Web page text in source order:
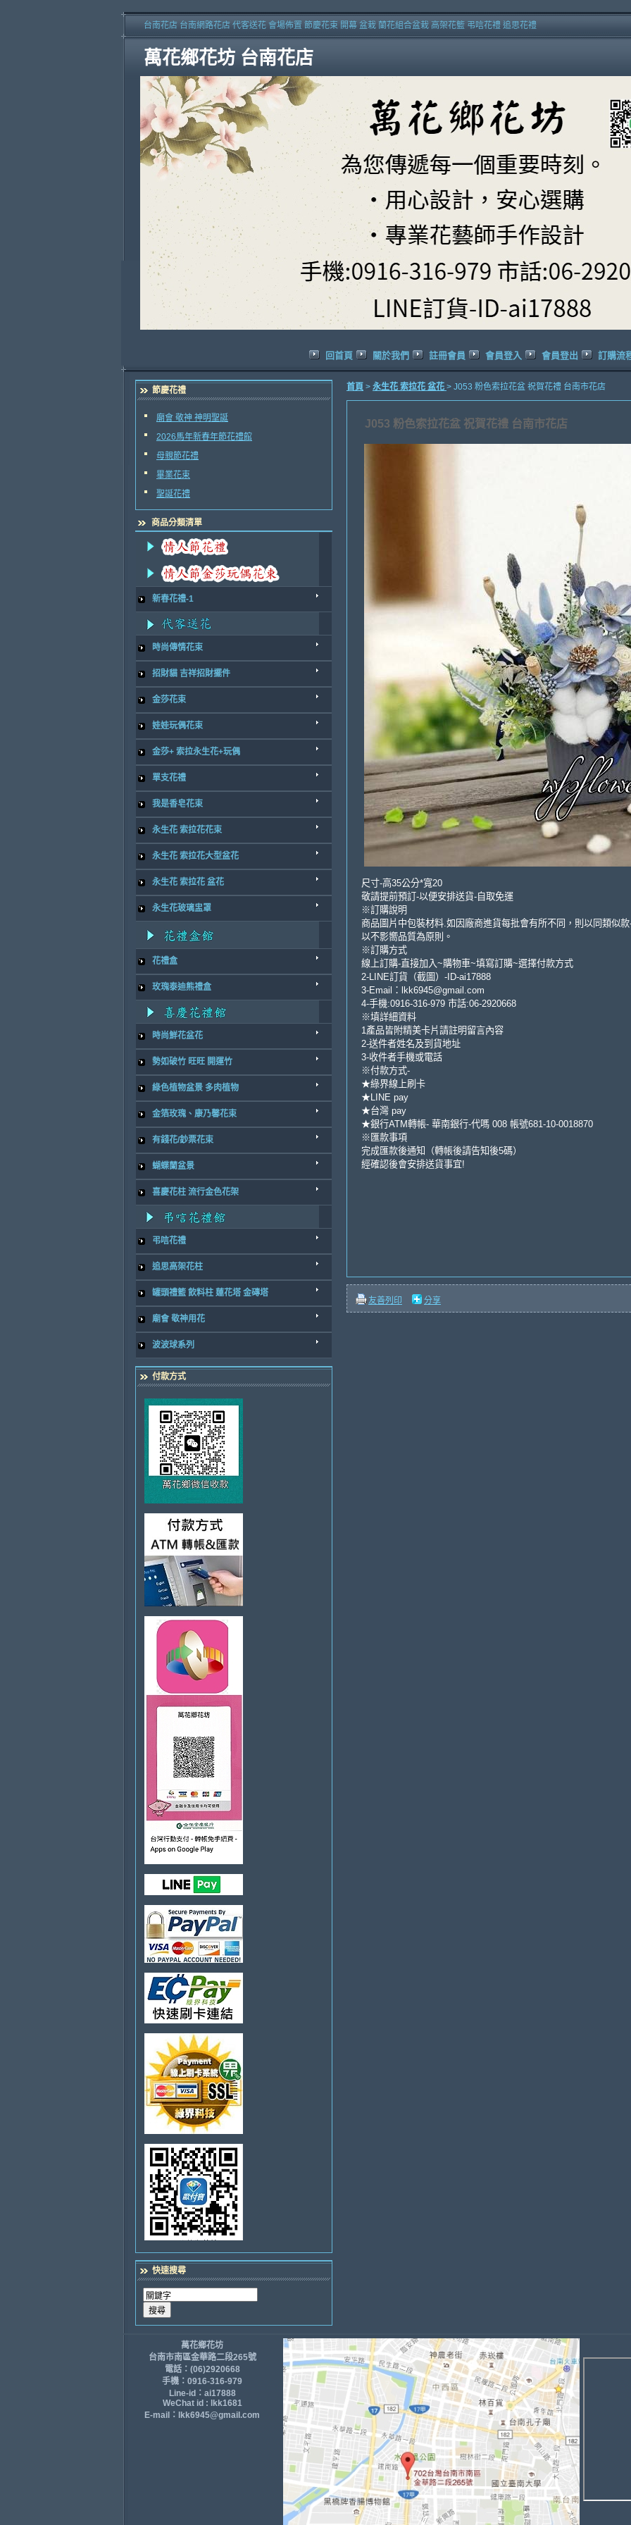
萬花鄉花坊 台南花店
台南花店 台南網路花店 代客送花 會場佈置 節慶花束 開幕 盆栽 蘭花組合盆栽 高架花籃 弔唁花禮 追思花禮
回首頁 關於我們 註冊會員 會員登入 會員登出 訂購流
節慶花禮
廟會 敬神 神明聖誕
2026馬年新春年節花禮館
母親節花禮
畢業花束
聖誕花禮
商品分類清單
新春花禮-1
時尚傳情花束
招財貓 吉祥招財擺件
金莎花束
娃娃玩偶花束
金莎+ 索拉永生花+玩偶
單支花禮
我是香皂花束
永生花 索拉花花束
永生花 索拉花大型盆花
永生花 索拉花 盆花
永生花玻璃盅罩
花禮盒
玫瑰泰迪熊禮盒
時尚鮮花盆花
勢如破竹 旺旺 開運竹
綠色植物盆景 多肉植物
金箔玫瑰、康乃馨花束
有錢花/鈔票花束
蝴蝶蘭盆景
喜慶花柱 流行金色花架
弔唁花禮
追思高架花柱
罐頭禮籃 飲料柱 蓮花塔 金磚塔
廟會 敬神用花
波波球系列
付款方式
快速搜尋
首頁 > 永生花 索拉花 盆花 > J053 粉色索拉花盆 祝賀花禮 台南市花店
J053 粉色索拉花盆 祝賀花禮 台南市花店
尺寸-高35公分*寬20
敬請提前預訂-以便安排送貨-自取免運
※訂購說明
商品圖片中包裝材料.如因廠商進貨每批會有所不同，則以同類似
以不影嚮品質為原則。
※訂購方式
線上訂購-直接加入~購物車~填寫訂購~選擇付款方式
2-LINE訂貨（截圖）-ID-ai17888
3-Email：lkk6945@gmail.com
4-手機:0916-316-979 市話:06-2920668
※填詳細資料
1產品皆附精美卡片請註明留言內容
2-送件者姓名及到貨地址
3-收件者手機或電話
※付款方式-
★綠界線上刷卡
★LINE pay
★台灣 pay
★銀行ATM轉帳- 華南銀行-代嗎 008 帳號681-10-0018870
※匯款事項
完成匯款後通知（轉帳後請告知後5碼）
經確認後會安排送貨事宜!
友善列印 分享
萬花鄉花坊
台南市南區金華路二段265號
電話：(06)2920668
手機：0916-316-979
Line-id：ai17888
WeChat id : lkk1681
E-mail：lkk6945@gmail.com